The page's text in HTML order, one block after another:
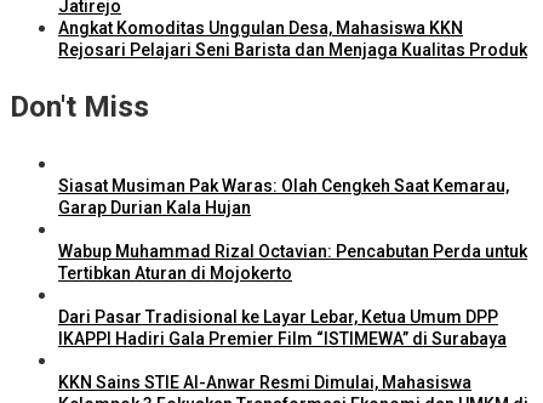
Jatirejo
Angkat Komoditas Unggulan Desa, Mahasiswa KKN
Rejosari Pelajari Seni Barista dan Menjaga Kualitas Produk
Don't Miss
Siasat Musiman Pak Waras: Olah Cengkeh Saat Kemarau,
Garap Durian Kala Hujan
Wabup Muhammad Rizal Octavian: Pencabutan Perda untuk
Tertibkan Aturan di Mojokerto
Dari Pasar Tradisional ke Layar Lebar, Ketua Umum DPP
IKAPPI Hadiri Gala Premier Film “ISTIMEWA” di Surabaya
KKN Sains STIE Al-Anwar Resmi Dimulai, Mahasiswa